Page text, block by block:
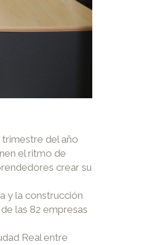
trimestre del año
el ritmo de
crear su
y la construcción
las 82 empresas
Real entre